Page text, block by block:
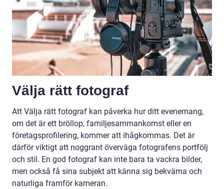
Välja rätt fotograf
Att Välja rätt fotograf kan påverka hur ditt evenemang,
om det är ett bröllop, familjesammankomst eller en
företagsprofilering, kommer att ihågkommas. Det är
därför viktigt att noggrant överväga fotografens portfölj
och stil. En god fotograf kan inte bara ta vackra bilder,
men också få sina subjekt att känna sig bekväma och
naturliga framför kameran.